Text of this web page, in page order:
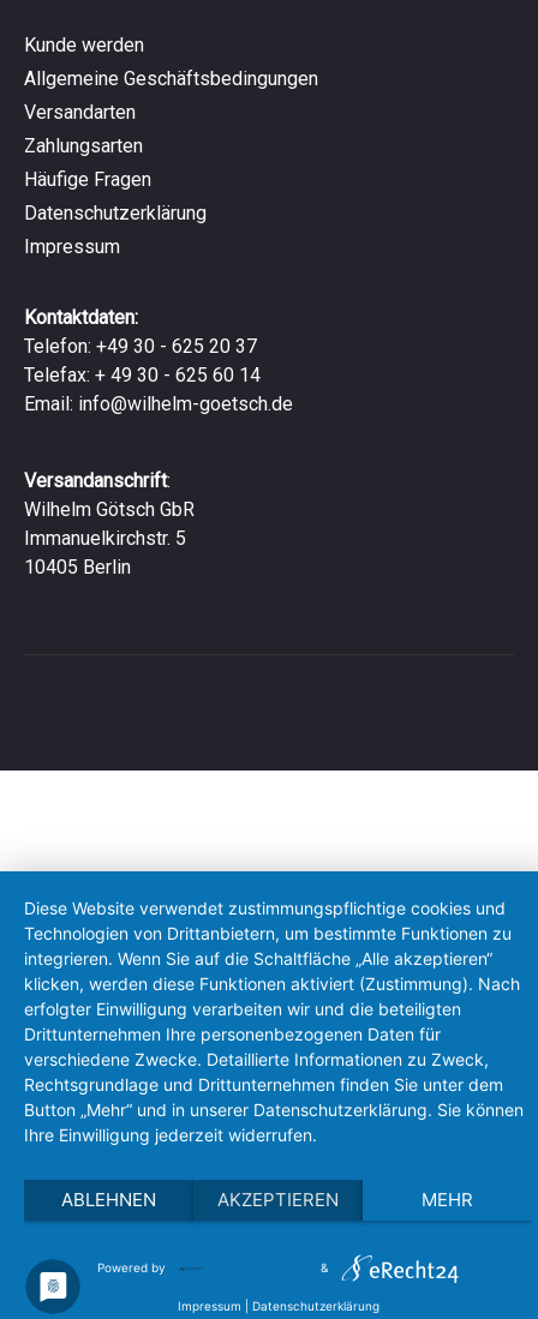
Kunde werden
Allgemeine Geschäftsbedingungen
Versandarten
Zahlungsarten
Häufige Fragen
Datenschutzerklärung
Impressum
Kontaktdaten:
Telefon: +49 30 - 625 20 37
Telefax: + 49 30 - 625 60 14
Email: info@wilhelm-goetsch.de
Versandanschrift:
Wilhelm Götsch GbR
Immanuelkirchstr. 5
10405 Berlin
Diese Website verwendet zustimmungspflichtige cookies und
Technologien von Drittanbietern, um bestimmte Funktionen zu
integrieren. Wenn Sie auf die Schaltfläche „Alle akzeptieren“
klicken, werden diese Funktionen aktiviert (Zustimmung). Nach
erfolgter Einwilligung verarbeiten wir und die beteiligten
Drittunternehmen Ihre personenbezogenen Daten für
verschiedene Zwecke. Detaillierte Informationen zu Zweck,
Rechtsgrundlage und Drittunternehmen finden Sie unter dem
Button „Mehr“ und in unserer Datenschutzerklärung. Sie können
Ihre Einwilligung jederzeit widerrufen.
ABLEHNEN AKZEPTIEREN MEHR
Powered by &
Impressum Datenschutzerklärung